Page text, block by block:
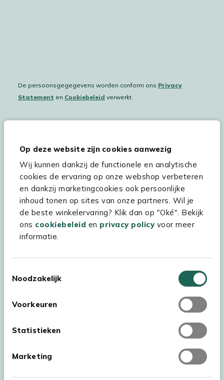
Op deze website zijn cookies aanwezig
Wij kunnen dankzij de functionele en analytische
cookies de ervaring op onze webshop verbeteren
en dankzij marketingcookies ook persoonlijke
inhoud tonen op sites van onze partners. Wil je
de beste winkelervaring? Klik dan op "Oké". Bekijk
ons cookiebeleid en privacy policyvoor meer
informatie.
Noodzakelijk
Voorkeuren
Statistieken
Marketing
De persoonsgegegevens worden conform ons Privacy
Statement en Cookiebeleid verwerkt.
Hulp & service
Assortiment
Kees Smit Tuinmeubelen
Experience Stores XXL